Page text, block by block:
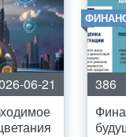
06-21
386